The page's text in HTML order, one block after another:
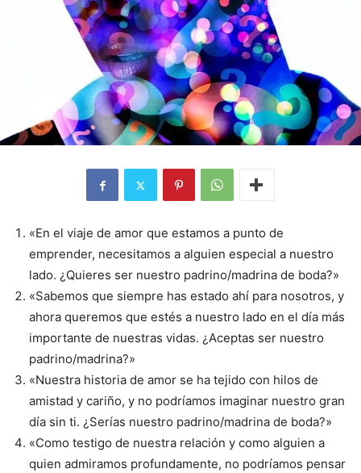
«En el viaje de amor que estamos a punto de
emprender, necesitamos a alguien especial a nuestro
lado. ¿Quieres ser nuestro padrino/madrina de boda?»
«Sabemos que siempre has estado ahí para nosotros, y
ahora queremos que estés a nuestro lado en el día más
importante de nuestras vidas. ¿Aceptas ser nuestro
padrino/madrina?»
«Nuestra historia de amor se ha tejido con hilos de
amistad y cariño, y no podríamos imaginar nuestro gran
día sin ti. ¿Serías nuestro padrino/madrina de boda?»
«Como testigo de nuestra relación y como alguien a
quien admiramos profundamente, no podríamos pensar